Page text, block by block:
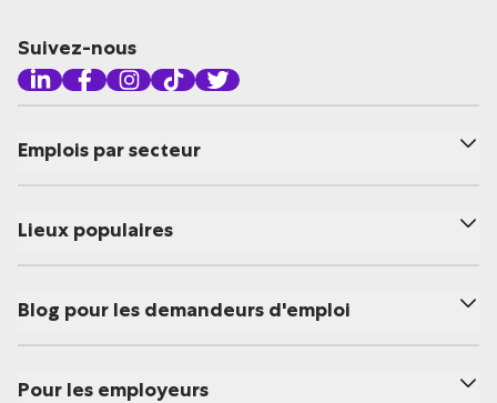
Suivez-nous
Emplois par secteur
Lieux populaires
Blog pour les demandeurs d'emploi
Pour les employeurs